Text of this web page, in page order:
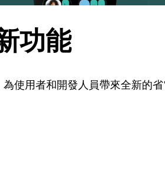
功能
使用者和開發人員帶來全新的省